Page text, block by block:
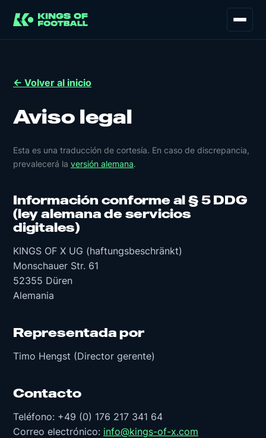
← Volver al inicio
Aviso legal
Esta es una traducción de cortesía. En caso de discrepancia,
prevalecerá la versión alemana.
Información conforme al § 5 DDG
(ley alemana de servicios
digitales)
KINGS OF X UG (haftungsbeschränkt)
Monschauer Str. 61
52355 Düren
Alemania
Representada por
Timo Hengst (Director gerente)
Contacto
Teléfono: +49 (0) 176 217 341 64
Correo electrónico: info@kings-of-x.com